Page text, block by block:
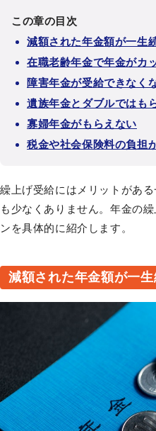
この章の目次
減額された年金額が一生
在職老齢年金で年金がカ
障害年金が受給できなく
遺族年金とダブルではも
寡婦年金がもらえない
税金や社会保険料の負担
繰上げ受給にはメリットがあ
も少なくありません。年金の
ンを具体的に紹介します。
減額された年金額が一生